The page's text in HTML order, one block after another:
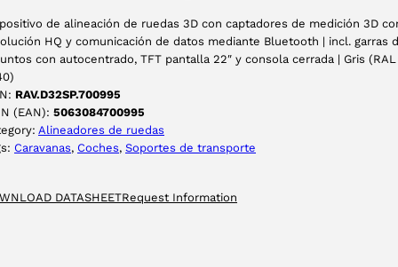
de alineación de ruedas 3D con captadores de medición 3D
HQ y comunicación de datos mediante Bluetooth | incl. garras
con autocentrado, TFT pantalla 22″ y consola cerrada | Gris (RAL
RAV.D32SP.700995
(EAN): 5063084700995
Alineadores de ruedas
Caravanas, Coches, Soportes de transporte
DATASHEETRequest Information